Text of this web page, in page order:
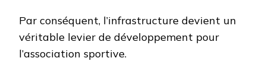
Par conséquent, l’infrastructure devient un
véritable levier de développement pour
l’association sportive.